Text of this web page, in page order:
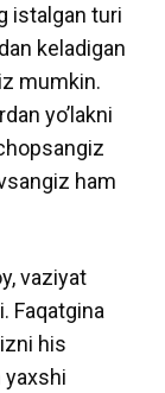
istalgan turi
keladigan
mumkin.
yo’lakni
ham
vaziyat
Faqatgina
his
yaxshi